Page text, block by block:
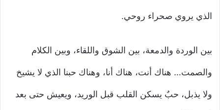
الذي يروي صحراء روحي.
بين الوردة والدمعة، بين الشوق واللقاء، وبين الكلام
والصمت… هناك أنت، هناك أنا، وهناك حبنا الذي لا يشيخ
ولا يذبل، حبٌ يسكن القلب قبل الوريد، ويعيش حتى بعد